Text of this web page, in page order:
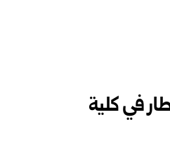
في كلية